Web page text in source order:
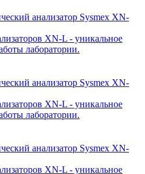
анализатор Sysmex XN-
XN-L - уникальное
лаборатории.
анализатор Sysmex XN-
XN-L - уникальное
лаборатории.
анализатор Sysmex XN-
XN-L - уникальное